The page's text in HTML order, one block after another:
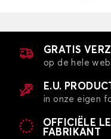
GRATIS
op de hele
E.U.
in onze eigen
OFFICIËLE
FABRIKANT